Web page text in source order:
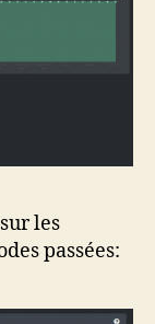
les
passées: